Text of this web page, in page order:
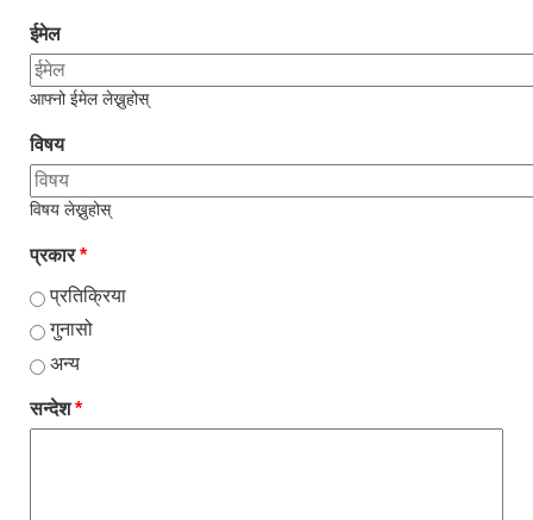
ईमेल
आफ्नो ईमेल लेख्नुहोस्
विषय
विषय लेख्नुहोस्
प्रकार*
प्रतिक्रिया
गुनासो
अन्य
सन्देश*